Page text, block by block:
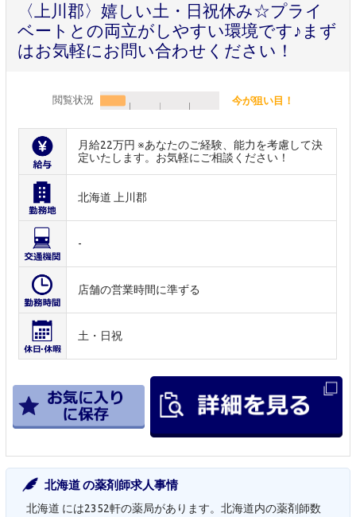
〈上川郡〉嬉しい土・日祝休み☆プライ
ベートとの両立がしやすい環境です♪まず
はお気軽にお問い合わせください！
閲覧状況 今が狙い目！
月給22万円 ※あなたのご経験、能力を考慮して決
定いたします。お気軽にご相談ください！
北海道 上川郡
-
店舗の営業時間に準ずる
土・日祝
北海道 の薬剤師求人事情
北海道 には2352軒の薬局があります。北海道内の薬剤師数